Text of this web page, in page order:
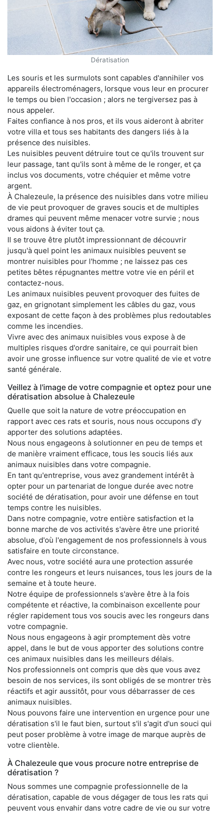
Dératisation
Les souris et les surmulots sont capables d'annihiler vos
appareils électroménagers, lorsque vous leur en procurer
le temps ou bien l'occasion ; alors ne tergiversez pas à
nous appeler.
Faites confiance à nos pros, et ils vous aideront à abriter
votre villa et tous ses habitants des dangers liés à la
présence des nuisibles.
Les nuisibles peuvent détruire tout ce qu'ils trouvent sur
leur passage, tant qu'ils sont à même de le ronger, et ça
inclus vos documents, votre chéquier et même votre
argent.
À Chalezeule, la présence des nuisibles dans votre milieu
de vie peut provoquer de graves soucis et de multiples
drames qui peuvent même menacer votre survie ; nous
vous aidons à éviter tout ça.
Il se trouve être plutôt impressionnant de découvrir
jusqu'à quel point les animaux nuisibles peuvent se
montrer nuisibles pour l'homme ; ne laissez pas ces
petites bêtes répugnantes mettre votre vie en péril et
contactez-nous.
Les animaux nuisibles peuvent provoquer des fuites de
gaz, en grignotant simplement les câbles du gaz, vous
exposant de cette façon à des problèmes plus redoutables
comme les incendies.
Vivre avec des animaux nuisibles vous expose à de
multiples risques d'ordre sanitaire, ce qui pourrait bien
avoir une grosse influence sur votre qualité de vie et votre
santé générale.
Veillez à l'image de votre compagnie et optez pour une
dératisation absolue à Chalezeule
Quelle que soit la nature de votre préoccupation en
rapport avec ces rats et souris, nous nous occupons d'y
apporter des solutions adaptées.
Nous nous engageons à solutionner en peu de temps et
de manière vraiment efficace, tous les soucis liés aux
animaux nuisibles dans votre compagnie.
En tant qu'entreprise, vous avez grandement intérêt à
opter pour un partenariat de longue durée avec notre
société de dératisation, pour avoir une défense en tout
temps contre les nuisibles.
Dans notre compagnie, votre entière satisfaction et la
bonne marche de vos activités s'avère être une priorité
absolue, d'où l'engagement de nos professionnels à vous
satisfaire en toute circonstance.
Avec nous, votre société aura une protection assurée
contre les rongeurs et leurs nuisances, tous les jours de la
semaine et à toute heure.
Notre équipe de professionnels s'avère être à la fois
compétente et réactive, la combinaison excellente pour
régler rapidement tous vos soucis avec les rongeurs dans
votre compagnie.
Nous nous engageons à agir promptement dès votre
appel, dans le but de vous apporter des solutions contre
ces animaux nuisibles dans les meilleurs délais.
Nos professionnels ont compris que dès que vous avez
besoin de nos services, ils sont obligés de se montrer très
réactifs et agir aussitôt, pour vous débarrasser de ces
animaux nuisibles.
Nous pouvons faire une intervention en urgence pour une
dératisation s'il le faut bien, surtout s'il s'agit d'un souci qui
peut poser problème à votre image de marque auprès de
votre clientèle.
À Chalezeule que vous procure notre entreprise de
dératisation ?
Nous sommes une compagnie professionnelle de la
dératisation, capable de vous dégager de tous les rats qui
peuvent vous envahir dans votre cadre de vie ou sur votre